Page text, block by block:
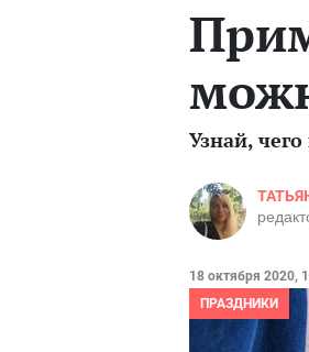
Узнай,
18 октября 2020,
ПРАЗДНИКИ